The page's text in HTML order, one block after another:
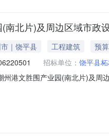
南北片)及周边区域市
｜饶平县 工程建筑
预
招标单位： 饶平县
州港文胜围产业园(南北片)及
域市政设施管理与维护项目（